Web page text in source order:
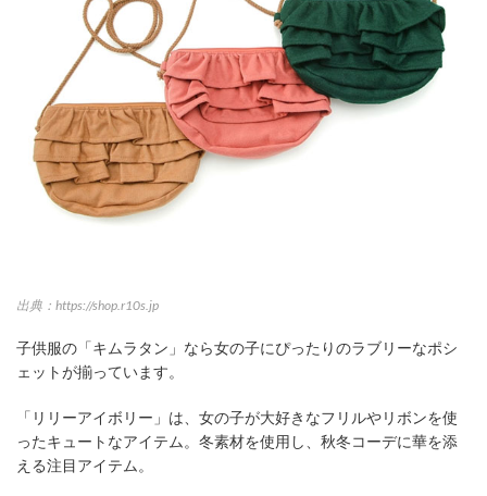
出典：https://shop.r10s.jp
子供服の「キムラタン」なら女の子にぴったりのラブリーなポシ
ェットが揃っています。
「リリーアイボリー」は、女の子が大好きなフリルやリボンを使
ったキュートなアイテム。冬素材を使用し、秋冬コーデに華を添
える注目アイテム。